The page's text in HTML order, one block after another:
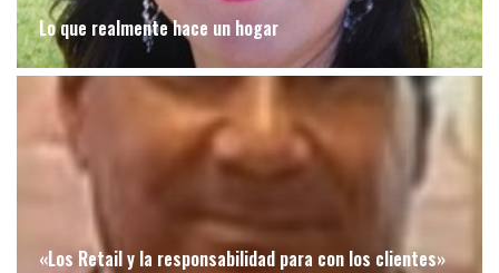
Lo que realmente hace un hogar
«Los Retail y la responsabilidad para con los clientes»